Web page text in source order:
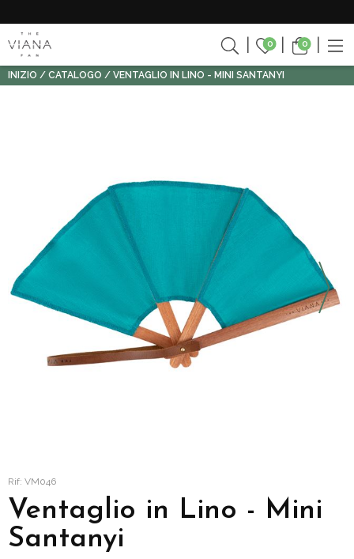
0 0
INIZIO CATALOGO VENTAGLIO IN LINO - MINI SANTANYI
Rif: VM046
Ventaglio in Lino - Mini
Santanyi